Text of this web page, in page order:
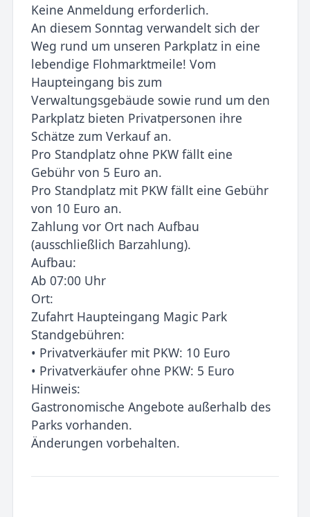
Keine Anmeldung erforderlich.
An diesem Sonntag verwandelt sich der
Weg rund um unseren Parkplatz in eine
lebendige Flohmarktmeile! Vom
Haupteingang bis zum
Verwaltungsgebäude sowie rund um den
Parkplatz bieten Privatpersonen ihre
Schätze zum Verkauf an.
Pro Standplatz ohne PKW fällt eine
Gebühr von 5 Euro an.
Pro Standplatz mit PKW fällt eine Gebühr
von 10 Euro an.
Zahlung vor Ort nach Aufbau
(ausschließlich Barzahlung).
Aufbau:
Ab 07:00 Uhr
Ort:
Zufahrt Haupteingang Magic Park
Standgebühren:
• Privatverkäufer mit PKW: 10 Euro
• Privatverkäufer ohne PKW: 5 Euro
Hinweis:
Gastronomische Angebote außerhalb des
Parks vorhanden.
Änderungen vorbehalten.